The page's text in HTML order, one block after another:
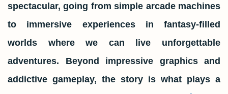
spectacular, going from simple arcade machines
to immersive experiences in fantasy-filled
worlds where we can live unforgettable
adventures. Beyond impressive graphics and
addictive gameplay, the story is what plays a